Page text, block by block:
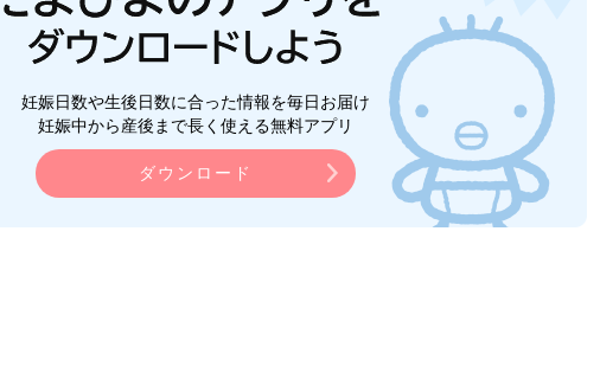
妊娠日数や生後日数に合った情報を毎日お届け
妊娠中から産後まで長く使える無料アプリ
ダウンロード